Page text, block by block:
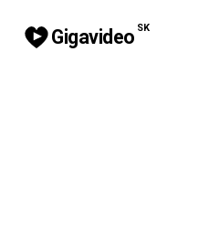
Gigavideo SK